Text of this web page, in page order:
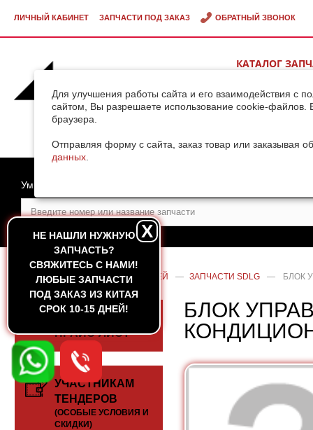
Для улучшения работы сайта и его взаимодействия с
сайтом, Вы разрешаете использование cookie-файлов.
браузера.
Отправляя форму с сайта, заказ товар или заказывая
данных
ЛИЧНЫЙ КАБИНЕТ ЗАПЧАСТИ ПОД ЗАКАЗ ОБРАТНЫЙ ЗВОНОК
КАТАЛОГ
НЕ НАШЛИ НУЖНУЮ
ЗАПЧАСТЬ?
CВЯЖИТЕСЬ С НАМИ!
ЛЮБЫЕ ЗАПЧАСТИ
ПОД ЗАКАЗ ИЗ КИТАЯ
СРОК 10-15 ДНЕЙ!
X
Умный поиск
ГЛАВНАЯ — КАТАЛОГ ЗАПЧАСТЕЙ — ЗАПЧАСТИ SDLG — БЛОК
СКАЧАТЬ
ПРАЙС-ЛИСТ
УЧАСТНИКАМ
ТЕНДЕРОВ
(ОСОБЫЕ УСЛОВИЯ И
СКИДКИ)
БЛОК